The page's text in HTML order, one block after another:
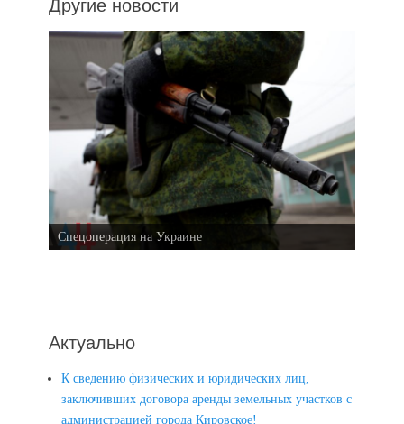
Другие новости
Спецоперация на Украине
Актуально
К сведению физических и юридических лиц,
заключивших договора аренды земельных участков с
администрацией города Кировское!